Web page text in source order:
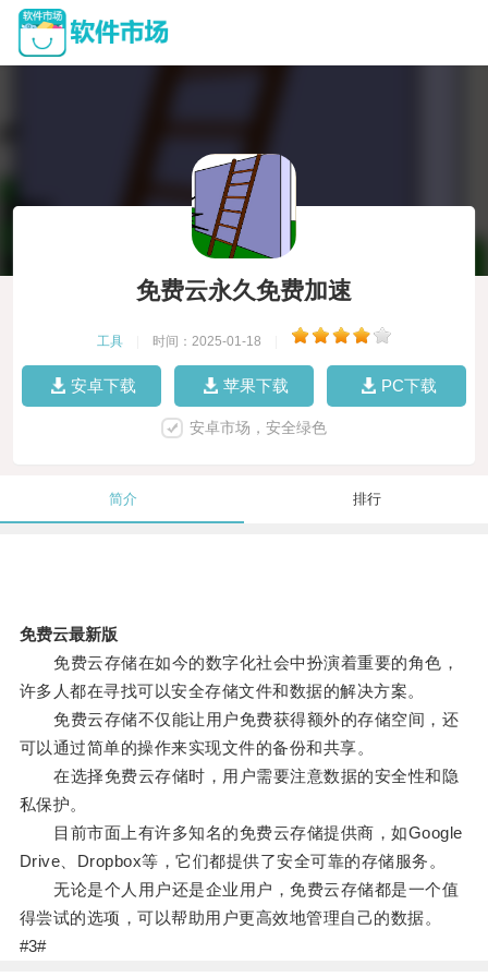
免费云永久免费加速
工具 时间：2025-01-18
安卓下载 苹果下载 PC下载
安卓市场，安全绿色
简介 排行
免费云最新版
免费云存储在如今的数字化社会中扮演着重要的角色，
许多人都在寻找可以安全存储文件和数据的解决方案。
免费云存储不仅能让用户免费获得额外的存储空间，还
可以通过简单的操作来实现文件的备份和共享。
在选择免费云存储时，用户需要注意数据的安全性和隐
私保护。
目前市面上有许多知名的免费云存储提供商，如Google
Drive、Dropbox等，它们都提供了安全可靠的存储服务。
无论是个人用户还是企业用户，免费云存储都是一个值
得尝试的选项，可以帮助用户更高效地管理自己的数据。
#3#